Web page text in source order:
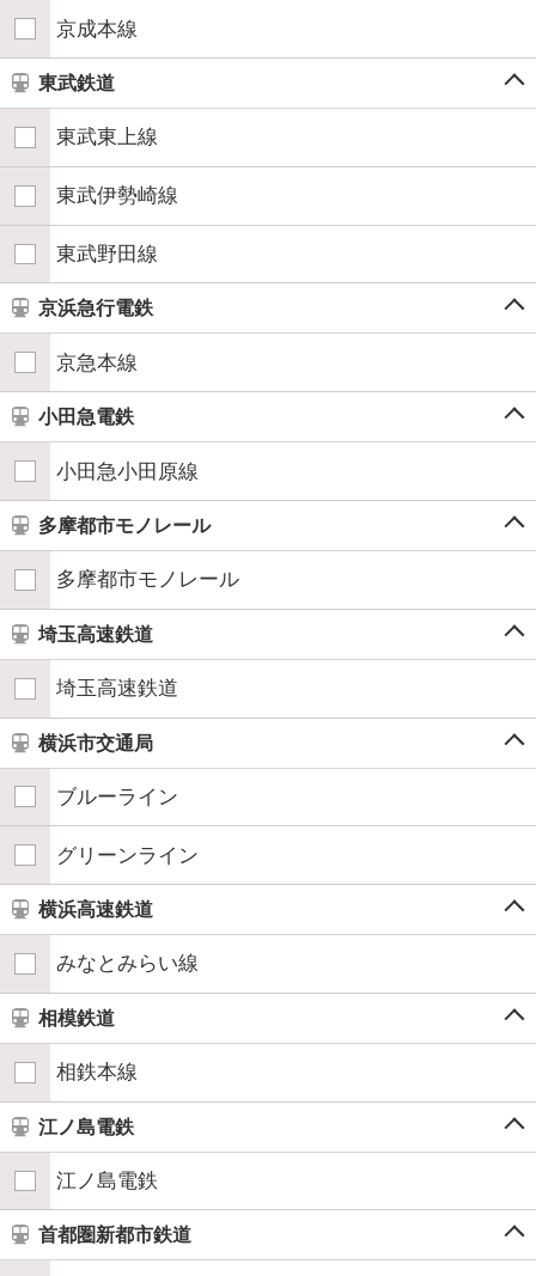
京成本線
東武鉄道
東武東上線
東武伊勢崎線
東武野田線
京浜急行電鉄
京急本線
小田急電鉄
小田急小田原線
多摩都市モノレール
多摩都市モノレール
埼玉高速鉄道
埼玉高速鉄道
横浜市交通局
ブルーライン
グリーンライン
横浜高速鉄道
みなとみらい線
相模鉄道
相鉄本線
江ノ島電鉄
江ノ島電鉄
首都圏新都市鉄道